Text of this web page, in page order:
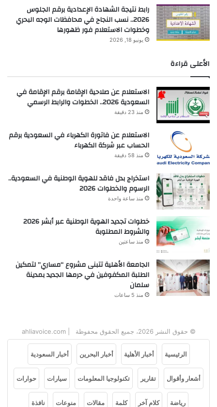
رابط نتيجة الشهادة الإعدادية برقم الجلوس
2026.. نسب النجاح في محافظات الوجه البحري
وخطوات الاستعلام فور ظهورها
يونيو 18, 2026
الأعلى قراءة
الاستعلام عن صلاحية الإقامة برقم الإقامة في
السعودية 2026.. الخطوات والرابط الرسمي
منذ 23 دقيقة
الاستعلام عن فاتورة الكهرباء في السعودية برقم
الحساب عبر شركة الكهرباء
منذ 58 دقيقة
استخراج بدل فاقد للهوية الوطنية في السعودية..
الرسوم والخطوات 2026
منذ ساعة واحدة
خطوات تجديد الهوية الوطنية عبر أبشر 2026
والشروط المطلوبة
منذ ساعتين
الجامعة الأهلية تتبنى مشروع “مساري” لتمكين
الطلبة المكفوفين في حرمها الجديد بمدينة
سلمان
منذ 5 ساعات
© حقوق النشر 2026، جميع الحقوق محفوظة | ahliavoice.com
الرئيسية أخبار الأهلية أخبار البحرين أخبار السعودية
أشعار وأقوال تقارير تكنولوجيا المعلومات سيارات حوارات
رياضة كلام آخر كلمة مقالات منوعات نافذة